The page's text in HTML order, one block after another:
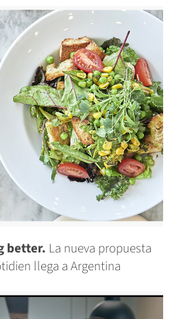
better. La nueva propuesta
llega a Argentina